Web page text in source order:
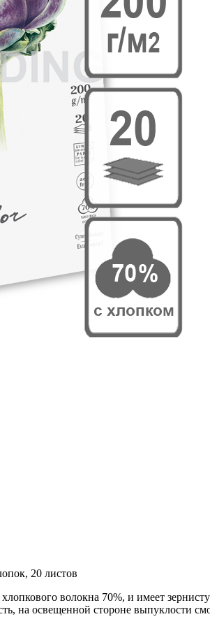
20 листов
волокна 70%, и имеет
на освещенной стороне выпуклости